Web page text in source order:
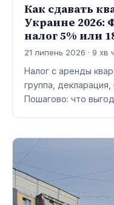
Как сдавать
Украине 2026:
налог 5% или
21 липень 2026 · 9 хв
Налог с аренды
группа, декларация,
Пошагово: что